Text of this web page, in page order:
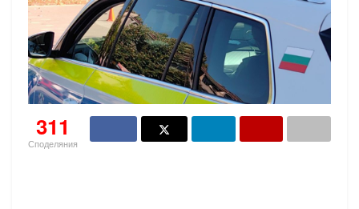
311
Споделяния